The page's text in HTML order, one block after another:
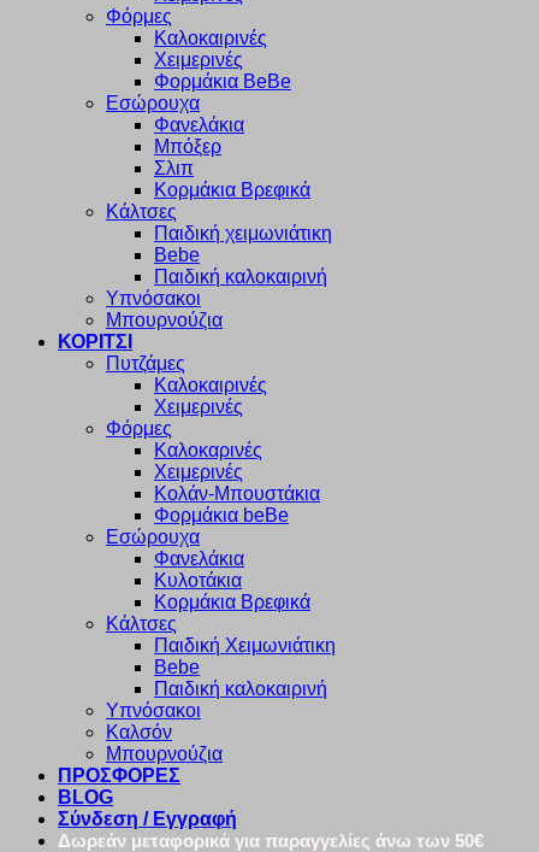
Φόρμες
Καλοκαιρινές
Χειμερινές
Φορμάκια BeBe
Εσώρουχα
Φανελάκια
Μπόξερ
Σλιπ
Κορμάκια Βρεφικά
Κάλτσες
Παιδική χειμωνιάτικη
Bebe
Παιδική καλοκαιρινή
Υπνόσακοι
Μπουρνούζια
ΚΟΡΙΤΣΙ
Πυτζάμες
Καλοκαιρινές
Χειμερινές
Φόρμες
Καλοκαρινές
Χειμερινές
Κολάν-Μπουστάκια
Φορμάκια beBe
Εσώρουχα
Φανελάκια
Κυλοτάκια
Κορμάκια Βρεφικά
Κάλτσες
Παιδική Χειμωνιάτικη
Bebe
Παιδική καλοκαιρινή
Υπνόσακοι
Καλσόν
Μπουρνούζια
ΠΡΟΣΦΟΡΕΣ
BLOG
Σύνδεση / Εγγραφή
Δωρεάν μεταφορικά για παραγγελίες άνω των 50€